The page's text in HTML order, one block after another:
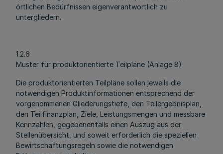
örtlichen Bedürfnissen eigenverantwortlich zu
untergliedern.
1.2.6
Muster für produktorientierte Teilpläne (Anlage 8)
Die produktorientierten Teilpläne sollen jeweils die
notwendigen Produktinformationen entsprechend der
vorgenommenen Gliederungstiefe, den Teilergebnisplan,
den Teilfinanzplan, Ziele, Leistungsmengen und messbare
Kennzahlen, gegebenenfalls einen Auszug aus der
Stellenübersicht, und soweit erforderlich die speziellen
Bewirtschaftungsregeln sowie die notwendigen